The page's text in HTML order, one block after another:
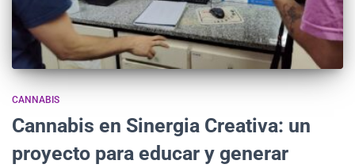
CANNABIS
Cannabis en Sinergia Creativa: un
proyecto para educar y generar